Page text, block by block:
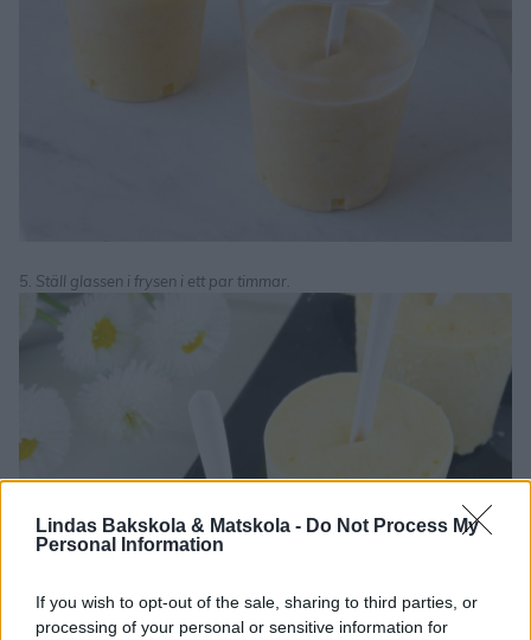
Lindas Bakskola & Matskola - Do Not Process My
Personal Information
If you wish to opt-out of the sale, sharing to third parties, or
processing of your personal or sensitive information for
5. Ställ glassen i frysen i ett par timmar.